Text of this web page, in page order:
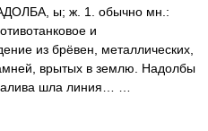
ы; ж. 1. обычно мн.:
и
из брёвен, металлических,
врытых в землю. Надолбы
шла линия… …